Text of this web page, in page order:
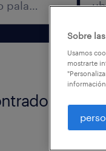
Sobre
Usamos
mostrarte